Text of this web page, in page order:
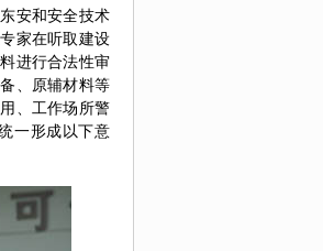
安和安全技术
家在听取建设
进行合法性审
、原辅材料等
、工作场所警
一形成以下意